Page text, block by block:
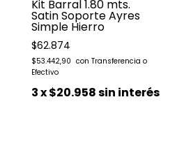
Kit Barral 1.80 mts.
Satin Soporte Ayres
Simple Hierro
$62.874
$53.442,90
3x$20.958sin interés